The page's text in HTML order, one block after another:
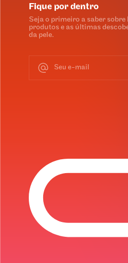
Fique por dentro
Seja o primeiro a saber
produtos e as últimas
da pele.